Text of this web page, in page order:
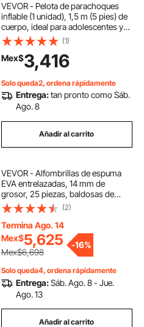
VEVOR - Pelota de parachoques
inflable (1 unidad), 1,5 m (5 pies) de
cuerpo, ideal para adolescentes y
adultos, con burbujas de PVC de
0,8 mm de grosor para hámster
humano, ideal para jugar en equipo
al aire libre, ideal para jardín, patio y
parque.
(1)
Mex$3,416
Solo queda2, ordena rápidamente
Entrega:tan pronto como Sáb.
Ago. 8
Añadir al carrito
VEVOR - Alfombrillas de espuma
EVA entrelazadas, 14 mm de
grosor, 25 piezas, baldosas de
goma tipo rompecabezas, 61 x 61
cm, para entrenamiento y fitness,
resistentes para el hogar, gimnasio
y oficina, 9,5 m²
(2)
Termina Ago. 14
Mex$5,625
Mex$6,698
-16%
Solo queda4, ordena rápidamente
Entrega:Sáb. Ago. 8 - Jue.
Ago. 13
Añadir al carrito